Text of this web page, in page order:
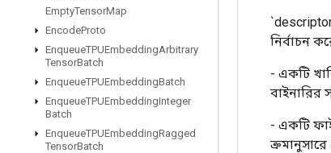
EmptyTensorMap
EncodeProto
EnqueueTPUEmbeddingArbitrary
TensorBatch
EnqueueTPUEmbeddingBatch
EnqueueTPUEmbeddingInteger
Batch
EnqueueTPUEmbeddingRagged
TensorBatch
নির্বাচন
- একটি
বাইনারির
- একটি